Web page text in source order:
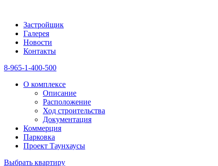
Застройщик
Галерея
Новости
Контакты
8-965-1-400-500
О комплексе
Описание
Расположение
Ход строительства
Документация
Коммерция
Парковка
Проект Таунхаусы
Выбрать квартиру